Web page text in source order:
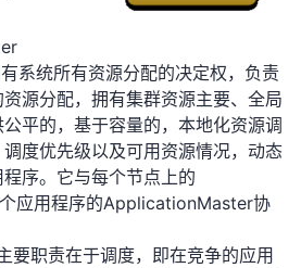
系统所有资源分配的决定权，负责
源分配，拥有集群资源主要、全局
平的，基于容量的，本地化资源调
度优先级以及可用资源情况，动态
序。它与每个节点上的
应用程序的ApplicationMaster协
要职责在于调度，即在竞争的应用